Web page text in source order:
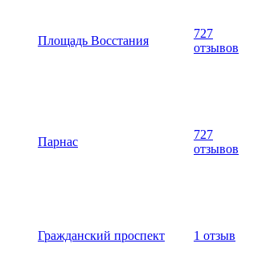
Площадь Восстания
727
отзывов
Парнас
727
отзывов
Гражданский проспект 1 отзыв